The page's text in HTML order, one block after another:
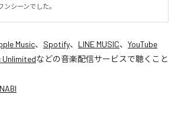
シーンでした。
Music、 Spotify、 LINE MUSIC、 YouTube
Unlimitedなどの音楽配信サービスで聴くこと